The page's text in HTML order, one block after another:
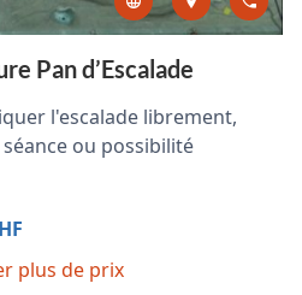
Pan d’Escalade
l'escalade librement,
ou possibilité
plus de prix